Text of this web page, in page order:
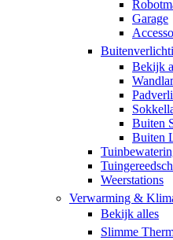
Garage
Bekijk
Buiten
Buiten
Weerstations
Verwarming &
Bekijk alles
Slimme